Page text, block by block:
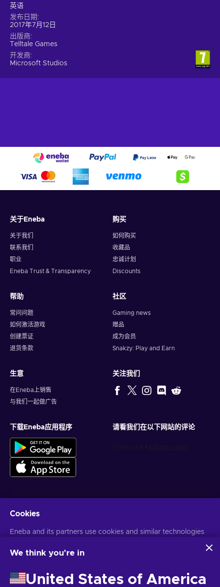
英语
发布日期
2017年7月12日
出版商
Telltale Games
开发商
Microsoft Studios
关于Eneba
关于我们
联系我们
职业
Eneba Trust & Transparency
购买
如何购买
收藏品
忠诚计划
Discounts
帮助
常问问题
如何激活游戏
创建票证
退货条款
社区
Gaming news
赠品
成为会员
Snakzy: Play and Earn
生意
在Eneba上销售
与我们一起做广告
关注我们
下载Eneba应用程序 请看我们在以下网站的评论
获得个性化的游戏优惠
订阅
您可以随时取消订阅。访问
语言 USD
Cookies
Eneba and its partners use cookies and similar technologies
website. We use this information to enhance content,
may also be used for ads personalization.
By clicking 'Accept all', you consent to the use of these
We think you're in
United States of America